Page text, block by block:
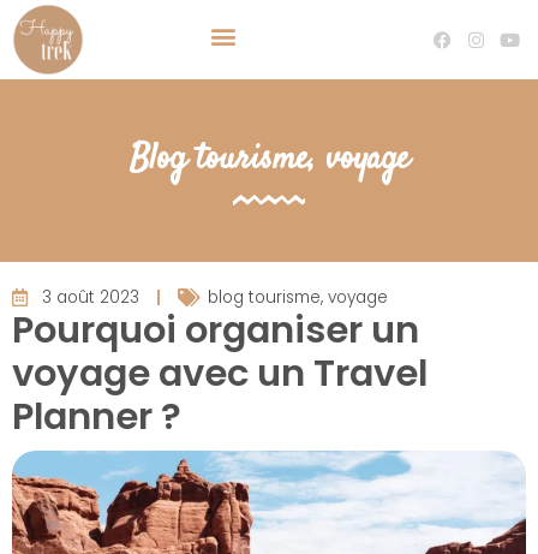
Blog tourisme, voyage
3 août 2023 blog tourisme, voyage
Pourquoi organiser un
voyage avec un Travel
Planner ?